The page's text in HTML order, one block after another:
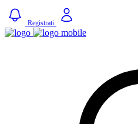
Registrati